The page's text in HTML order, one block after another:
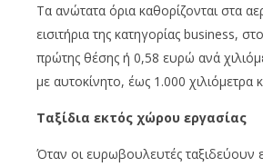
Τα ανώτατα όρια καθορίζονται στα
εισιτήρια της κατηγορίας business,
πρώτης θέσης ή 0,58 ευρώ ανά
με αυτοκίνητο, έως 1.000 χιλιόμετρα
Ταξίδια εκτός χώρου εργασίας
Όταν οι ευρωβουλευτές ταξιδεύουν